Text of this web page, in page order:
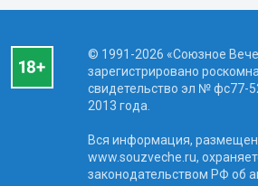
© 1991-2026 «Союзное
зарегистрировано
свидетельство эл № фc77-
2013 года.
Вся информация,
www.souzveche.ru,
законодательством РФ об